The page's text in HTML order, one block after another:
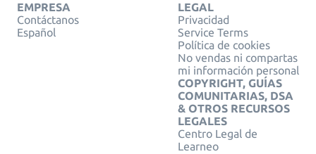
EMPRESA
Contáctanos
Español
LEGAL
Privacidad
Service Terms
Política de cookies
No vendas ni compartas
mi información personal
COPYRIGHT, GUÍAS
COMUNITARIAS, DSA
& OTROS RECURSOS
LEGALES
Centro Legal de
Learneo